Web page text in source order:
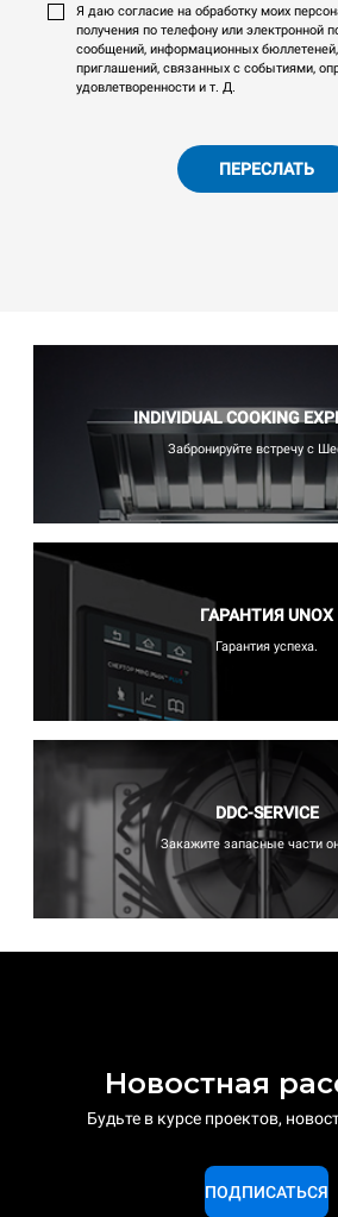
Я даю согласие на обработку моих
получения по телефону или электронной
сообщений, информационных
приглашений, связанных с событиями,
удовлетворенности и т. Д.
ПЕРЕСЛАТЬ
INDIVIDUAL COOKING
Забронируйте встречу с
ГАРАНТИЯ UNOX
Гарантия успеха.
DDC-SERVICE
Закажите запасные части
Новостная
Будьте в курсе проектов,
ПОДПИСАТЬСЯ